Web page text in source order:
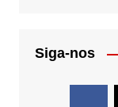
Siga-nos